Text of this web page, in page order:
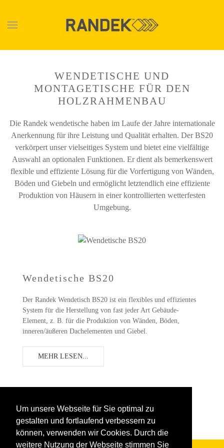
Um unsere Webseite für Sie optimal zu
gestalten und fortlaufend verbessern zu
können, verwenden wir Cookies. Durch die
weitere Nutzung der Webseite stimmen Sie
Skip to main content
WENDETISCHE UND
MONTAGETISCHE FÜR DEN
HOLZRAHMENBAU
Die Randek wendetische haben im Laufe der Jahre internationale
Anerkennung für ihre Leistung und Qualität erhalten. Der BS20
verkörpert unser vielseitiges System und bietet eine vielfältige
Auswahl an optionalen Funktionen. Er dient als bemerkenswert
flexible und effiziente Lösung für die Vorfertigung von Wänden,
Böden und Giebeln und ermöglicht letztendlich eine effiziente
Produktion von Häusern in einer kontrollierten wetterfesten
Umgebung.
Wendetische BS20
Der Randek Wendetisch BS20 ist ein flexibles und effizientes
System für die Herstellung von fast jeder Art Gebäude-
Element, z. B. für die Produktion von Wänden, Böden,
inneren/äußeren Dachelementen und Giebel.
MEHR LESEN...
KUNDEREFERENZEN